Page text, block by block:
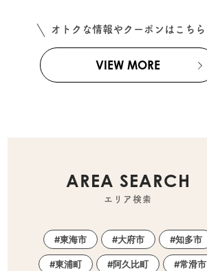
オトクな情報やクーポンはこちら
VIEW MORE
AREA SEARCH
エリア検索
東海市 大府市 知多市
東浦町 阿久比町 常滑市